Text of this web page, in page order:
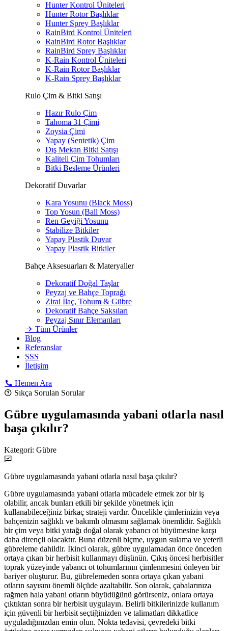
Hunter Kontrol Üniteleri
Hunter Rotor Başlıklar
Hunter Sprey Başlıklar
RainBird Kontrol Üniteleri
RainBird Rotor Başlıklar
RainBird Sprey Başlıklar
K-Rain Kontrol Üniteleri
K-Rain Rotor Başlıklar
K-Rain Sprey Başlıklar
Rulo Çim & Bitki Satışı
Hazır Rulo Çim
Tahoma 31 Çimi
Zoysia Çimi
Yapay (Sentetik) Çim
Dış Mekan Bitki Satışı
Kaliteli Çim Tohumları
Bitki Besleme Ürünleri
Dekoratif Duvarlar
Kara Yosunu (Black Moss)
Top Yosun (Ball Moss)
Ren Geyiği Yosunu
Stabilize Bitkiler
Yapay Plastik Duvar
Yapay Plastik Bitkiler
Bahçe Aksesuarları & Materyaller
Dekoratif Doğal Taşlar
Peyzaj ve Bahçe Toprağı
Zirai İlaç, Tohum & Gübre
Dekoratif Bahçe Saksıları
Peyzaj Sınır Elemanları
Tüm Ürünler
Blog
Referanslar
SSS
İletişim
Hemen Ara
Sıkça Sorulan Sorular
Gübre uygulamasında yabani otlarla nasıl
başa çıkılır?
Kategori: Gübre
Gübre uygulamasında yabani otlarla nasıl başa çıkılır?
Gübre uygulamasında yabani otlarla mücadele etmek zor bir iş
olabilir, ancak bunları etkili bir şekilde yönetmek için
kullanabileceğiniz birkaç strateji vardır. Öncelikle çimlerinizin veya
bahçenizin sağlıklı ve bakımlı olmasını sağlamak önemlidir. Sağlıklı
bir çim veya bitki yatağı doğal olarak yabancı ot büyümesine karşı
daha dirençli olacaktır. Buna düzenli biçme, uygun sulama ve yeterli
gübreleme dahildir. İkinci olarak, gübre uygulamadan önce önceden
ortaya çıkan bir herbisit kullanmayı düşünün. Çıkış öncesi herbisitler
toprak yüzeyinde yabancı ot tohumlarının çimlenmesini önleyen bir
bariyer oluşturur. Bu, gübrelemeden sonra ortaya çıkan yabani
otların sayısını önemli ölçüde azaltabilir. Son olarak, çabalarınıza
rağmen hala yabani otların büyüdüğünü görürseniz, onlara ortaya
çıktıktan sonra bir herbisit uygulayın. Belirli bitkilerinizde kullanım
için güvenli bir herbisit seçtiğinizden ve talimatları dikkatlice
uyguladığınızdan emin olun. Nokta tedavisi, çevredeki bitki